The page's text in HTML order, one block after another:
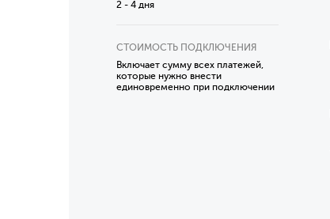
2 - 4 дня
СТОИМОСТЬ ПОДКЛЮЧЕНИЯ
Включает сумму всех платежей,
которые нужно внести
единовременно при подключении